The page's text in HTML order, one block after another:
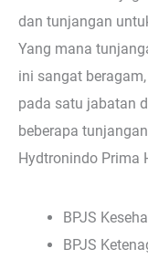
dan tunjangan
Yang mana
ini sangat
pada satu jabatan
beberapa
Hydtronindo Prima
BPJS
BPJS